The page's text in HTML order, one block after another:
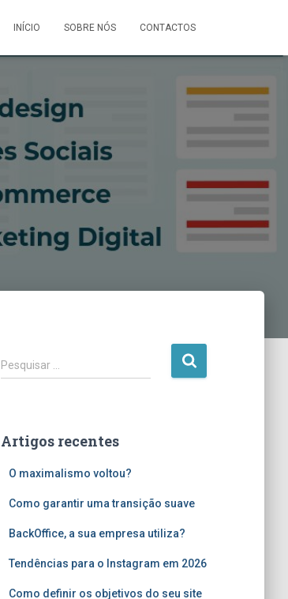
INÍCIO SOBRE NÓS CONTACTOS
P
e
i
Pesquisar …
Artigos recentes
O maximalismo voltou?
Como garantir uma transição suave
BackOffice, a sua empresa utiliza?
Tendências para o Instagram em 2026
Como definir os objetivos do seu site